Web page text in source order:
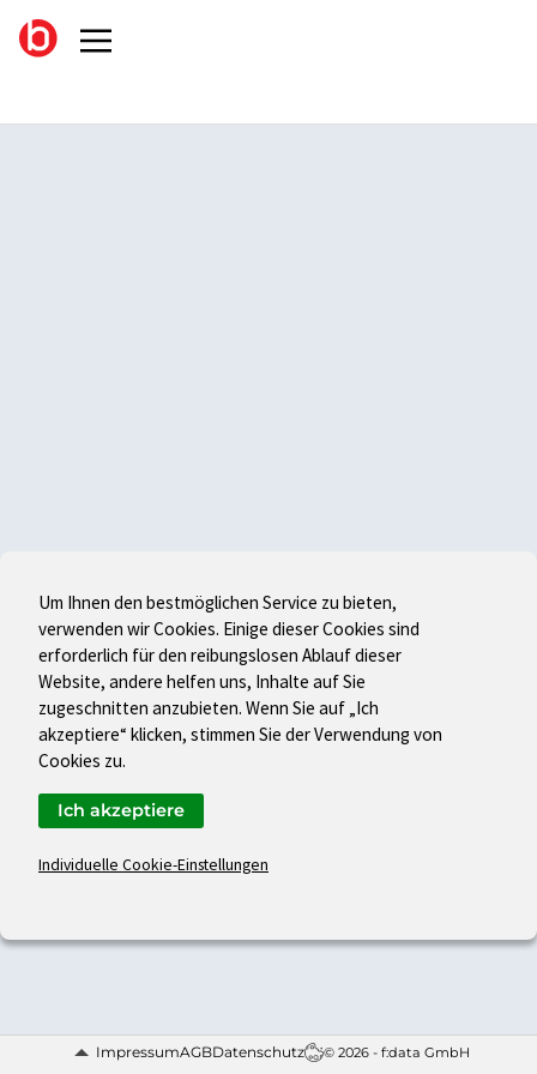
ImpressumAGBDatenschutz © 2026 - f:data GmbH
Um Ihnen den bestmöglichen Service zu bieten,
verwenden wir Cookies. Einige dieser Cookies sind
erforderlich für den reibungslosen Ablauf dieser
Website, andere helfen uns, Inhalte auf Sie
zugeschnitten anzubieten. Wenn Sie auf „Ich
akzeptiere“ klicken, stimmen Sie der Verwendung von
Cookies zu.
Individuelle Cookie-Einstellungen
Ich akzeptiere